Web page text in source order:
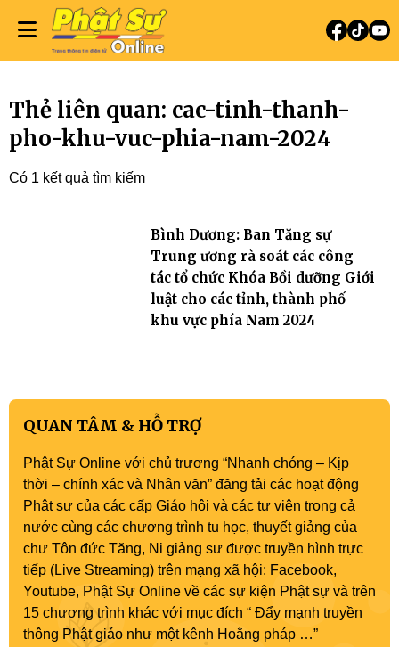
Thẻ liên quan: cac-tinh-thanh-
pho-khu-vuc-phia-nam-2024
Có 1 kết quả tìm kiếm
Bình Dương: Ban Tăng sự
Trung ương rà soát các công
tác tổ chức Khóa Bồi dưỡng Giới
luật cho các tỉnh, thành phố
khu vực phía Nam 2024
QUAN TÂM & HỖ TRỢ
Phật Sự Online với chủ trương “Nhanh chóng – Kịp
thời – chính xác và Nhân văn” đăng tải các hoạt động
Phật sự của các cấp Giáo hội và các tự viện trong cả
nước cùng các chương trình tu học, thuyết giảng của
chư Tôn đức Tăng, Ni giảng sư được truyền hình trực
tiếp (Live Streaming) trên mạng xã hội: Facebook,
Youtube, Phật Sự Online về các sự kiện Phật sự và trên
15 chương trình khác với mục đích “ Đẩy mạnh truyền
thông Phật giáo như một kênh Hoằng pháp …”